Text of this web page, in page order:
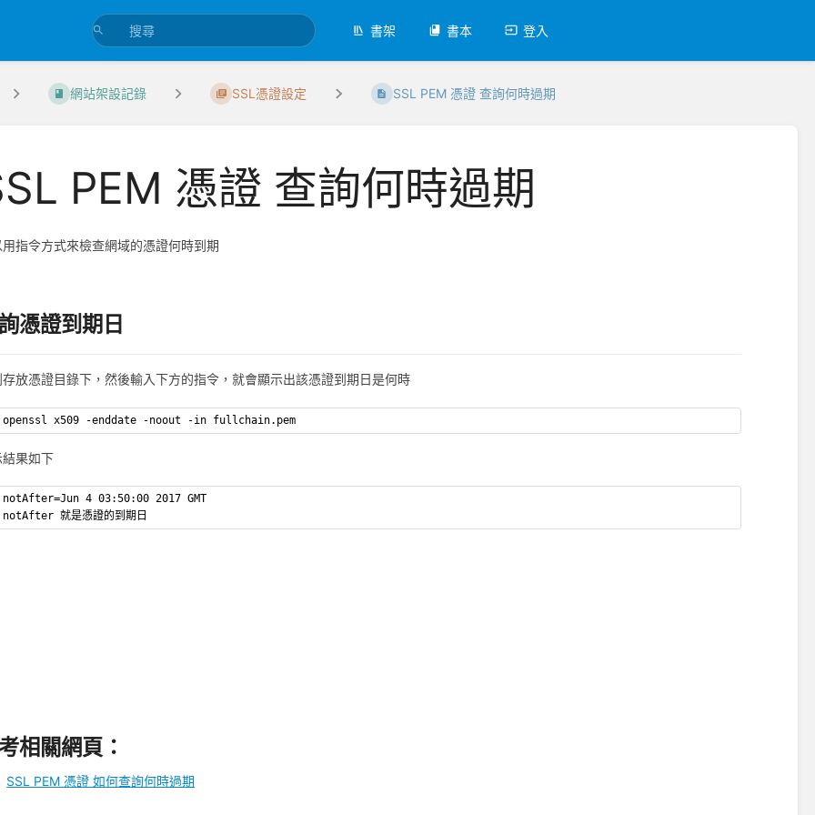
書架 書本 登入
網站架設記錄 SSL憑證設定 SSL PEM 憑證 查詢何時過期
PEM 憑證 查詢何時過期
用指令方式來檢查網域的憑證何時到期
憑證到期日
存放憑證目錄下，然後輸入下方的指令，就會顯示出該憑證到期日是何時
openssl x509 -enddate -noout -in fullchain.pem
結果如下
notAfter=Jun 4 03:50:00 2017 GMT
notAfter 就是憑證的到期日
相關網頁：
SSL PEM 憑證 如何查詢何時過期